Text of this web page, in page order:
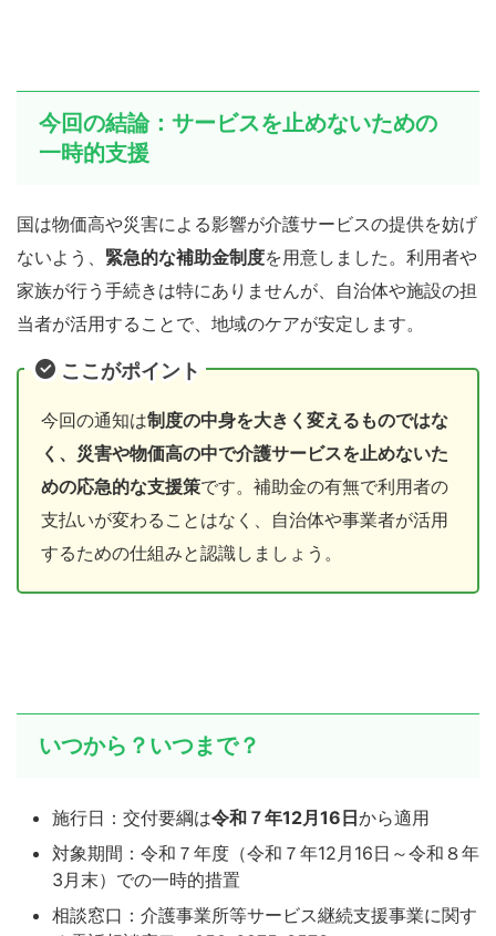
今回の結論：サービスを止めないための
一時的支援
国は物価高や災害による影響が介護サービスの提供を妨げ
ないよう、 緊急的な補助金制度を用意しました。利用者や
家族が行う手続きは特にありませんが、自治体や施設の担
当者が活用することで、地域のケアが安定します。
ここがポイント
今回の通知は制度の中身を大きく変えるものではな
く、災害や物価高の中で介護サービスを止めないた
めの応急的な支援策です。補助金の有無で利用者の
支払いが変わることはなく、自治体や事業者が活用
するための仕組みと認識しましょう。
いつから？いつまで？
施行日：交付要綱は令和７年12月16日から適用
対象期間：令和７年度（令和７年12月16日～令和８年
3月末）での一時的措置
相談窓口：介護事業所等サービス継続支援事業に関す